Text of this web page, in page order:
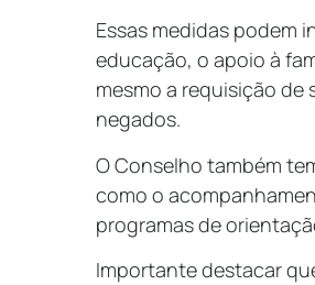
Essas medidas podem
educação, o apoio à
mesmo a requisição
negados.
O Conselho também
como o
programas de
Importante destacar